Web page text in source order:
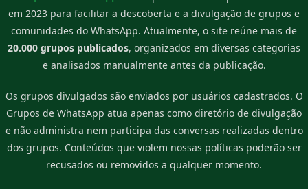
em 2023 para facilitar a descoberta e a divulgação de grupos e
comunidades do WhatsApp. Atualmente, o site reúne mais de
20.000 grupos publicados, organizados em diversas categorias
e analisados manualmente antes da publicação.
Os grupos divulgados são enviados por usuários cadastrados. O
Grupos de WhatsApp atua apenas como diretório de divulgação
e não administra nem participa das conversas realizadas dentro
dos grupos. Conteúdos que violem nossas políticas poderão ser
recusados ou removidos a qualquer momento.